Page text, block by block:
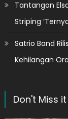
Tantangan
Striping
Satrio Band
Kehilangan
Don't Miss it